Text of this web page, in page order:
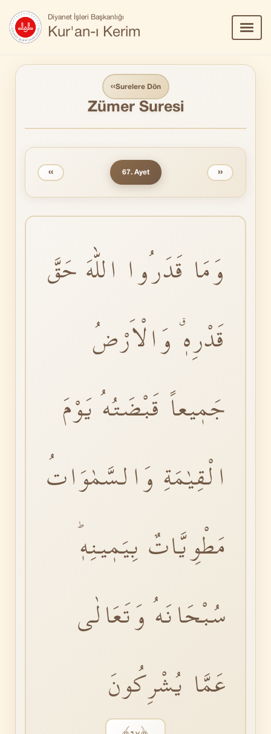
Diyanet İşleri Başkanlığı
Kur'an-ı Kerim
Aç/
‹‹Surelere Dön
Zümer Suresi
‹‹ 67. Ayet ››
وَمَا قَدَرُوا اللّٰهَ حَقَّ
قَدْرِهٖࣗ وَالْاَرْضُ
جَمٖيعاً قَبْضَتُهُ يَوْمَ
الْقِيٰمَةِ وَالسَّمٰوَاتُ
مَطْوِيَّاتٌ بِيَمٖينِهٖؕ
سُبْحَانَهُ وَتَعَالٰى
عَمَّا يُشْرِكُونَ